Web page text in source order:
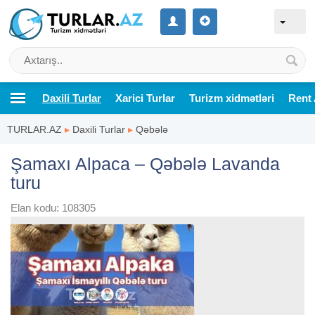
Daxili Turlar Xarici Turlar Turizm xidmətləri Rent
TURLAR.AZ ▸ Daxili Turlar ▸ Qəbələ
Şamaxı Alpaca – Qəbələ Lavanda
turu
Elan kodu: 108305